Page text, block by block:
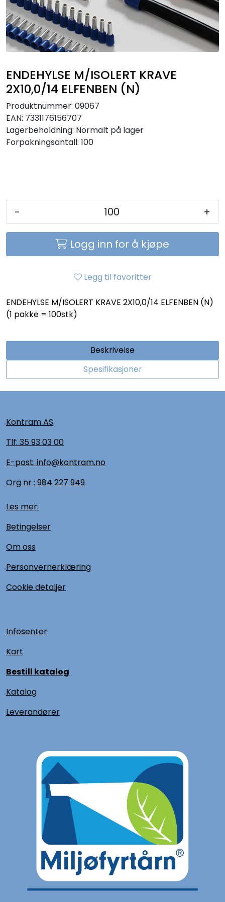
ENDEHYLSE M/ISOLERT KRAVE
2X10,0/14 ELFENBEN (N)
Produktnummer: 09067
EAN: 7331176156707
Lagerbeholdning: Normalt på lager
Forpakningsantall: 100
- +
Logg inn for å kjøpe
Legg til favoritter
ENDEHYLSE M/ISOLERT KRAVE 2X10,0/14 ELFENBEN (N)
(1 pakke = 100stk)
Beskrivelse
Spesifikasjoner
Kontram AS
Tlf: 35 93 03 00
E-post: info@kontram.no
Org nr : 984 227 949
Les mer:
Betingelser
Om oss
Personvernerklæring
Cookie detaljer
Infosenter
Kart
Bestill katalog
Katalog
Leverandører
Sikringer
Leverandører